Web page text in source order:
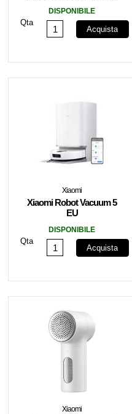
DISPONIBILE
Qta
Acquista
Xiaomi
Xiaomi Robot Vacuum 5
EU
DISPONIBILE
Qta
Acquista
Xiaomi